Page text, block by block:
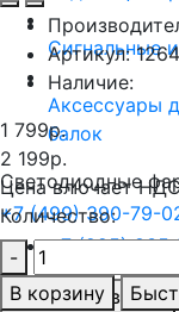
Сигнальные
Аксессуары
балок
Светодиодные
+7 (499) 390-79-
+7 (925)
Заказать звонок
Артикул:
Наличие:
1 799р.
2 199р.
Цена влючает
Количество:
-
В корзину